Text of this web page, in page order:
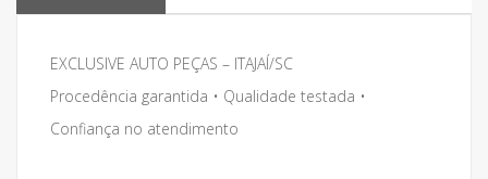
EXCLUSIVE AUTO PEÇAS – ITAJAÍ/SC
Procedência garantida • Qualidade testada •
Confiança no atendimento